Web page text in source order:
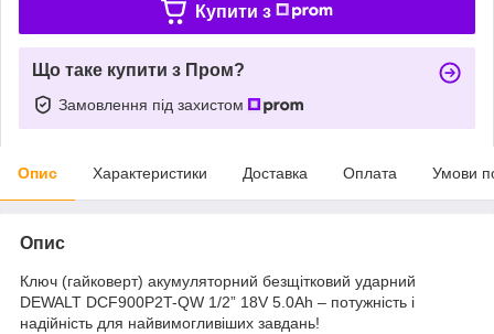
Купити з
Що таке купити з Пром?
Замовлення під захистом
Опис Характеристики Доставка Оплата Умови
Опис
Ключ (гайковерт) акумуляторний безщітковий ударний
DEWALT DCF900P2T-QW 1/2” 18V 5.0Ah – потужність і
надійність для найвимогливіших завдань!